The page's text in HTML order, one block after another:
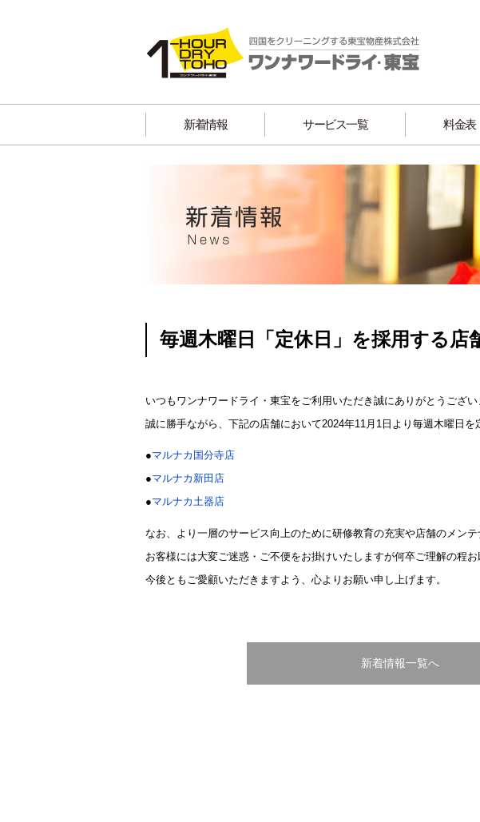
新着情報 サービス一覧 料金表
毎週木曜日「定休日」を採用する店
いつもワンナワードライ・東宝をご利用いただき誠にありがとうござい
誠に勝手ながら、下記の店舗において2024年11月1日より毎週木曜日を
●マルナカ国分寺店
●マルナカ新田店
●マルナカ土器店
なお、より一層のサービス向上のために研修教育の充実や店舗のメンテ
お客様には大変ご迷惑・ご不便をお掛けいたしますが何卒ご理解の程お
今後ともご愛顧いただきますよう、心よりお願い申し上げます。
新着情報一覧へ